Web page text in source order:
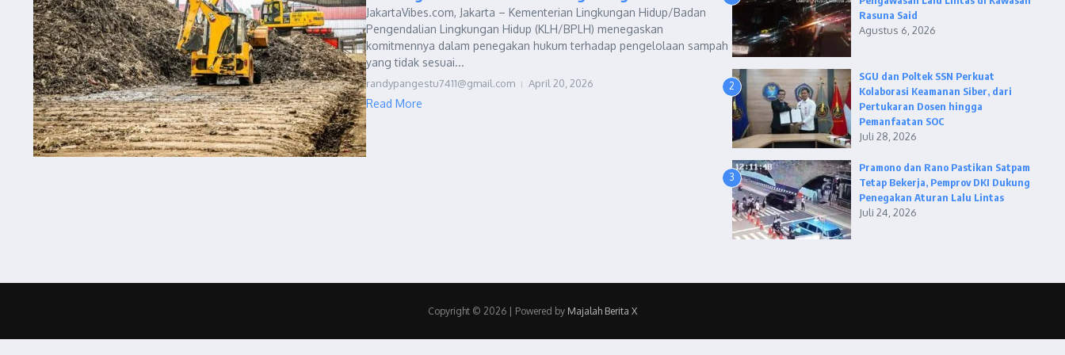
JakartaVibes.com, Jakarta – Kementerian Lingkungan Hidup/Badan
Pengendalian Lingkungan Hidup (KLH/BPLH) menegaskan
komitmennya dalam penegakan hukum terhadap pengelolaan sampah
yang tidak sesuai...
randypangestu7411@gmail.com April 20, 2026
Read More
Rasuna Said
Agustus 6, 2026
2
SGU dan Poltek SSN Perkuat
Kolaborasi Keamanan Siber, dari
Pertukaran Dosen hingga
Pemanfaatan SOC
Juli 28, 2026
3
Pramono dan Rano Pastikan Satpam
Tetap Bekerja, Pemprov DKI Dukung
Penegakan Aturan Lalu Lintas
Juli 24, 2026
Copyright © 2026 | Powered by Majalah Berita X